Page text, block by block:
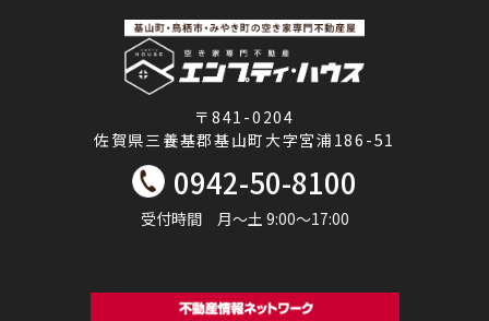
〒841-0204
佐賀県三養基郡基山町大字宮浦186-51
0942-50-8100
受付時間 月～土 9:00～17:00